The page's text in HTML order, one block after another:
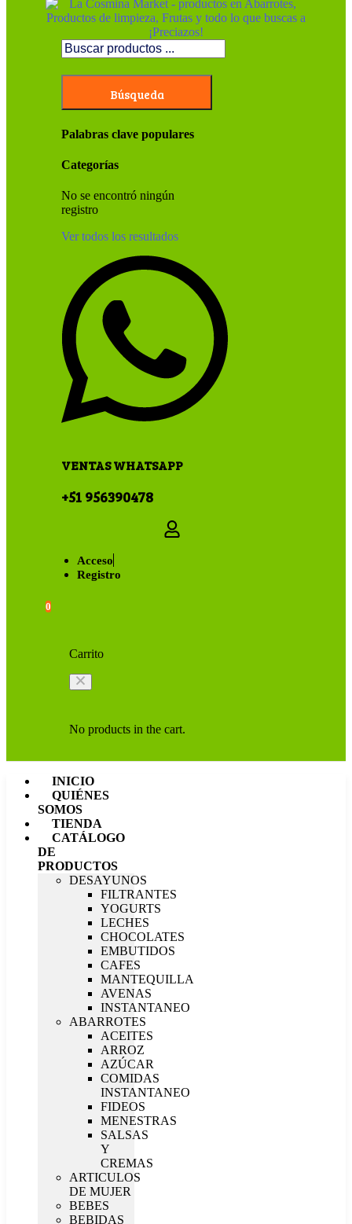
Búsqueda
Palabras clave populares
Categorías
No se encontró ningún
registro
Ver todos los resultados
VENTAS WHATSAPP
+51 956390478
Acceso
Registro
0
Carrito
No products in the cart.
INICIO
QUIÉNES
SOMOS
TIENDA
CATÁLOGO
DE
PRODUCTOS
DESAYUNOS
FILTRANTES
YOGURTS
LECHES
CHOCOLATES
EMBUTIDOS
CAFES
MANTEQUILLA
AVENAS
INSTANTANEO
ABARROTES
ACEITES
ARROZ
AZÚCAR
COMIDAS
INSTANTANEO
FIDEOS
MENESTRAS
SALSAS
Y
CREMAS
ARTICULOS
DE MUJER
BEBES
BEBIDAS